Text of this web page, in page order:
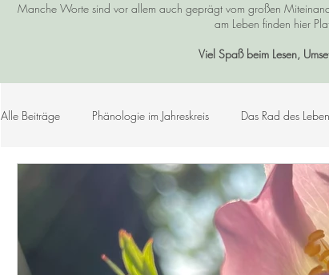
Manche Worte sind vor allem auch geprägt vom großen
am Leben finden hier
Viel Spaß beim Lesen,
Alle Beiträge Phänologie im Jahreskreis Das Rad des
Winter Log-Buch
Lebensleichte Ernährung Naturkosmetik